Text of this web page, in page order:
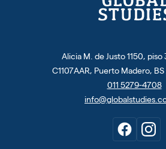
Alicia M. de Justo 1150,
C1107AAR, Puerto Madero,
011 5279-4708